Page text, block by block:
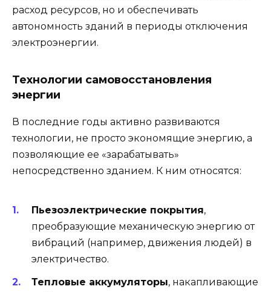
расход ресурсов, но и обеспечивать
автономность зданий в периоды отключения
электроэнергии.
Технологии самовосстановления
энергии
В последние годы активно развиваются
технологии, не просто экономящие энергию, а
позволяющие ее «зарабатывать»
непосредственно зданием. К ним относятся:
Пьезоэлектрические покрытия,
преобразующие механическую энергию от
вибраций (например, движения людей) в
электричество.
Тепловые аккумуляторы, накапливающие